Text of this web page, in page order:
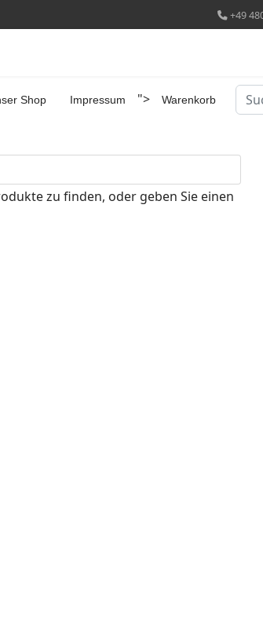
+49
Shop Impressum "> Warenkorb
zu finden, oder geben Sie einen